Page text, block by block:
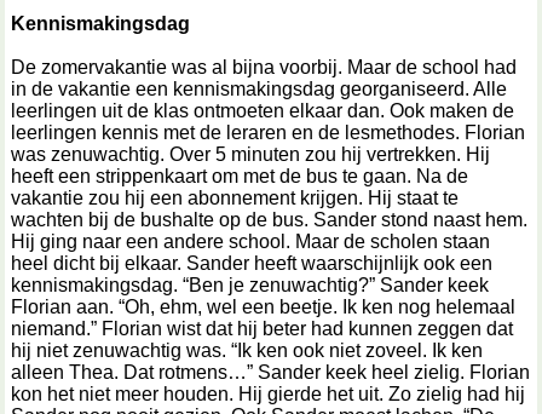
Kennismakingsdag
De zomervakantie was al bijna voorbij. Maar de school had
in de vakantie een kennismakingsdag georganiseerd. Alle
leerlingen uit de klas ontmoeten elkaar dan. Ook maken de
leerlingen kennis met de leraren en de lesmethodes. Florian
was zenuwachtig. Over 5 minuten zou hij vertrekken. Hij
heeft een strippenkaart om met de bus te gaan. Na de
vakantie zou hij een abonnement krijgen. Hij staat te
wachten bij de bushalte op de bus. Sander stond naast hem.
Hij ging naar een andere school. Maar de scholen staan
heel dicht bij elkaar. Sander heeft waarschijnlijk ook een
kennismakingsdag. “Ben je zenuwachtig?” Sander keek
Florian aan. “Oh, ehm, wel een beetje. Ik ken nog helemaal
niemand.” Florian wist dat hij beter had kunnen zeggen dat
hij niet zenuwachtig was. “Ik ken ook niet zoveel. Ik ken
alleen Thea. Dat rotmens…” Sander keek heel zielig. Florian
kon het niet meer houden. Hij gierde het uit. Zo zielig had hij